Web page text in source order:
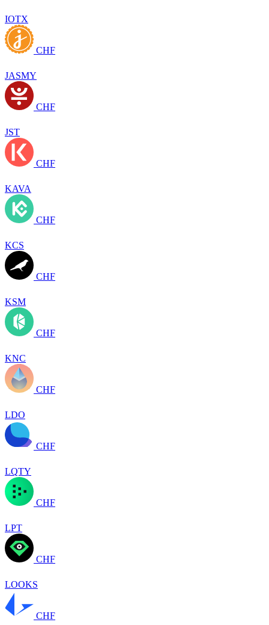
IOTX
CHF
JASMY
CHF
JST
CHF
KAVA
CHF
KCS
CHF
KSM
CHF
KNC
CHF
LDO
CHF
LQTY
CHF
LPT
CHF
LOOKS
CHF